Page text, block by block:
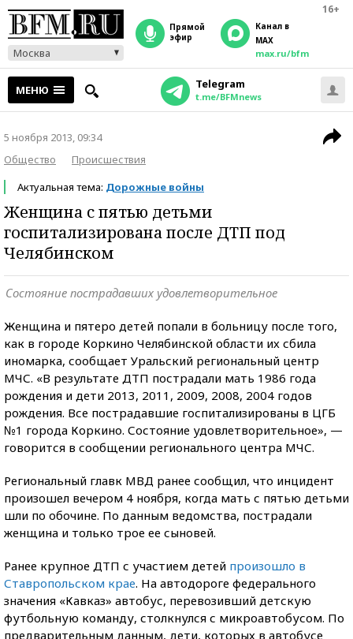
16+
Москва
прямой
эфир
Канал в
MAX
max.ru/bfm
МЕНЮ Telegram
t.me/BFMnews
5 ноября 2013, 09:34
Общество
Происшествия
Актуальная тема: Дорожные войны
Женщина с пятью детьми
госпитализирована после ДТП под
Челябинском
Состояние пострадавших удовлетворительное
Женщина и пятеро детей попали в больницу после того,
как в городе Коркино Челябинской области их сбила
иномарка, сообщает Уральский региональный центр
МЧС. «В результате ДТП пострадали мать 1986 года
рождения и дети 2013, 2011, 2009, 2008, 2004 годов
рождения. Все пострадавшие госпитализированы в ЦГБ
№1 города Коркино. Состояние удовлетворительное», —
говорится в сообщении регионального центра МЧС.
Региональный главк МВД ранее сообщил, что инцидент
произошел вечером 4 ноября, когда мать с пятью детьми
шли по обочине. По данным ведомства, пострадали
женщина и только трое ее сыновей.
Ранее крупное ДТП с участием детей произошло в
Ставропольском крае. На автодороге федерального
значения «Кавказ» автобус, перевозивший детскую
футбольную команду, столкнулся с микроавтобусом. По
предварительным данным, дети, которых в автобусе